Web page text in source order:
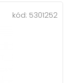
kód: 5301252